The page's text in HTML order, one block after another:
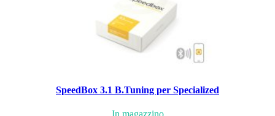
SpeedBox 3.1 B.Tuning per Specialized